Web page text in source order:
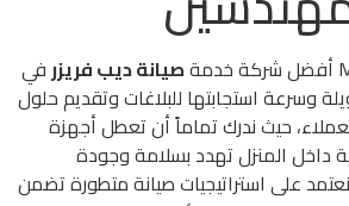
صيانة ديب فريزر في
وسرعة استجابتها للبلاغات وتقديم حلول
حيث ندرك تماماً أن تعطل أجهزة
داخل المنزل تهدد بسلامة وجودة
على استراتيجيات صيانة متطورة تضمن